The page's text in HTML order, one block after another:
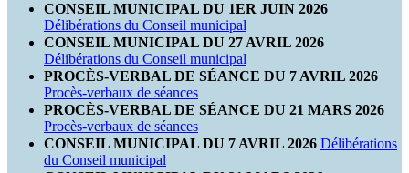
CONSEIL MUNICIPAL DU 1ER JUIN 2026
Délibérations du Conseil municipal
CONSEIL MUNICIPAL DU 27 AVRIL 2026
Délibérations du Conseil municipal
PROCÈS-VERBAL DE SÉANCE DU 7 AVRIL 2026
Procès-verbaux de séances
PROCÈS-VERBAL DE SÉANCE DU 21 MARS 2026
Procès-verbaux de séances
CONSEIL MUNICIPAL DU 7 AVRIL 2026 Délibérations
du Conseil municipal